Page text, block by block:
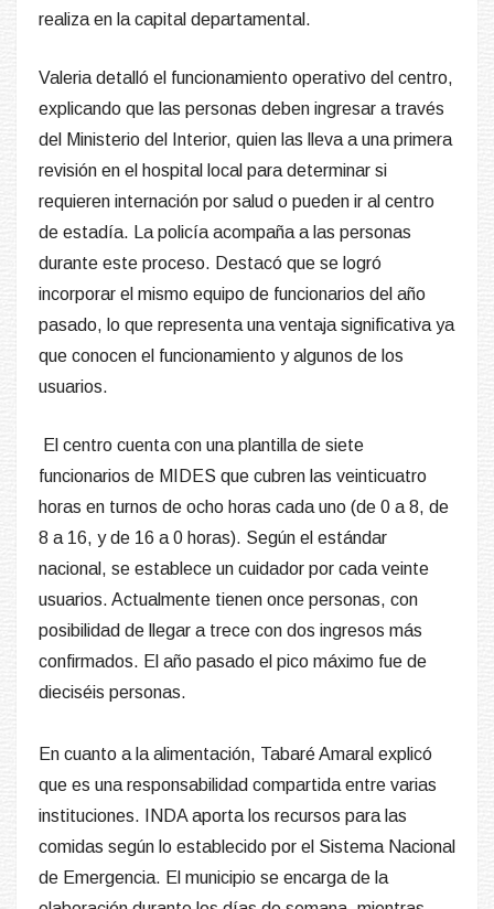
realiza en la capital departamental.
Valeria detalló el funcionamiento operativo del centro,
explicando que las personas deben ingresar a través
del Ministerio del Interior, quien las lleva a una primera
revisión en el hospital local para determinar si
requieren internación por salud o pueden ir al centro
de estadía. La policía acompaña a las personas
durante este proceso. Destacó que se logró
incorporar el mismo equipo de funcionarios del año
pasado, lo que representa una ventaja significativa ya
que conocen el funcionamiento y algunos de los
usuarios.
El centro cuenta con una plantilla de siete
funcionarios de MIDES que cubren las veinticuatro
horas en turnos de ocho horas cada uno (de 0 a 8, de
8 a 16, y de 16 a 0 horas). Según el estándar
nacional, se establece un cuidador por cada veinte
usuarios. Actualmente tienen once personas, con
posibilidad de llegar a trece con dos ingresos más
confirmados. El año pasado el pico máximo fue de
dieciséis personas.
En cuanto a la alimentación, Tabaré Amaral explicó
que es una responsabilidad compartida entre varias
instituciones. INDA aporta los recursos para las
comidas según lo establecido por el Sistema Nacional
de Emergencia. El municipio se encarga de la